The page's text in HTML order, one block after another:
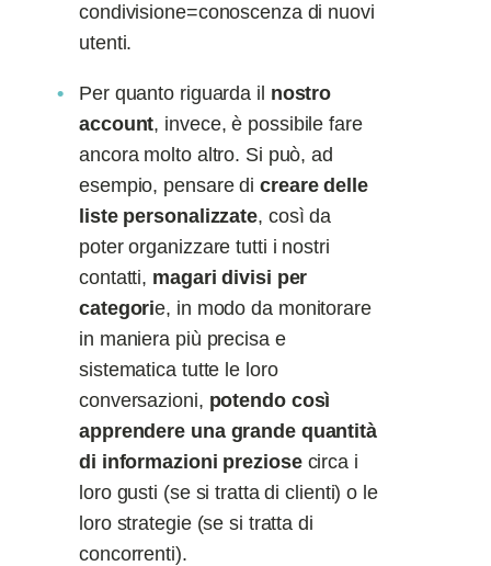
condivisione=conoscenza di nuovi
utenti.
Per quanto riguarda il nostro
account, invece, è possibile fare
ancora molto altro. Si può, ad
esempio, pensare di creare delle
liste personalizzate, così da
poter organizzare tutti i nostri
contatti, magari divisi per
categorie, in modo da monitorare
in maniera più precisa e
sistematica tutte le loro
conversazioni, potendo così
apprendere una grande quantità
di informazioni preziosecirca i
loro gusti (se si tratta di clienti) o le
loro strategie (se si tratta di
concorrenti).